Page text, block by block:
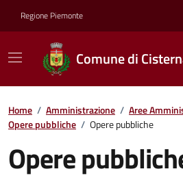
Regione Piemonte
Comune di
Home / Amministrazione / Aree
Opere pubbliche / Opere pubbliche
Opere